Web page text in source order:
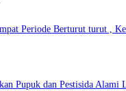
Periode Berturut turut ,
Pupuk dan Pestisida Alami